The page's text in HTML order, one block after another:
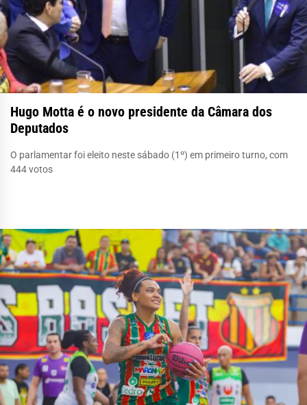
Hugo Motta é o novo presidente da Câmara dos
Deputados
O parlamentar foi eleito neste sábado (1º) em primeiro turno, com
444 votos